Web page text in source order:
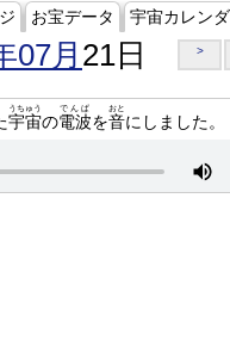
お宝データ 宇宙カレン
07月 21日 >
宇宙
うちゅう
の電波
でんぱ
を音
おと
にしました。